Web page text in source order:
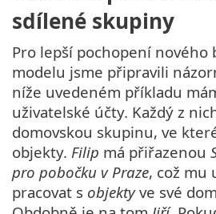
sdílené skupiny
Pro lepší pochopení nového
modelu jsme připravili
níže uvedeném příkladu
uživatelské účty. Každý z
domovskou skupinu, ve
objekty. Filip má přiřazenou
pro pobočku v Praze, což mu
pracovat s objektyve své